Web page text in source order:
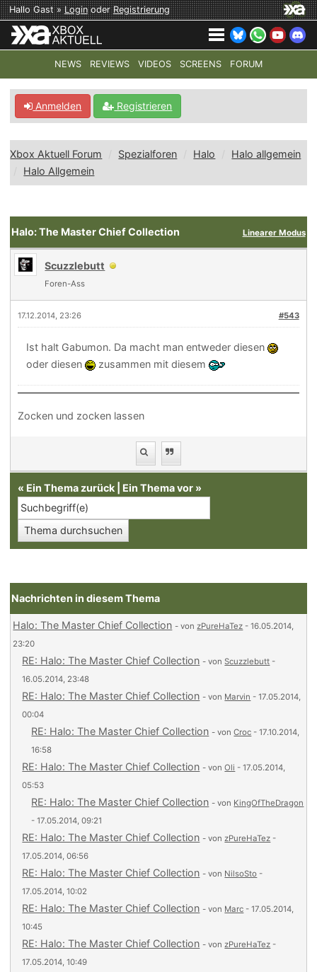
Hallo Gast »LoginoderRegistrierung
NEWS REVIEWS VIDEOS SCREENS FORUM
TOP-THEMEN: COD: MODERN WARFARE 4 HALO:
Anmelden Registrieren
Xbox Aktuell Forum Spezialforen Halo
Halo allgemein
Halo Allgemein
Linearer Modus
Halo: The Master Chief Collection
Scuzzlebutt
Foren-Ass
#543
17.12.2014, 23:26
Ist halt Gabumon. Da macht man entweder diesen
oder diesen
zusammen mit diesem
Zocken und zocken lassen
« Ein Thema zurück Ein Thema vor »
Nachrichten in diesem Thema
Halo: The Master Chief Collection - vonzPureHaTez - 16.05.2014,
23:20
RE: Halo: The Master Chief Collection - vonScuzzlebutt -
16.05.2014, 23:48
RE: Halo: The Master Chief Collection - von Marvin - 17.05.2014,
00:04
RE: Halo: The Master Chief Collection - vonCroc - 17.10.2014,
16:58
RE: Halo: The Master Chief Collection - vonOli - 17.05.2014,
05:53
RE: Halo: The Master Chief Collection - von KingOfTheDragon
- 17.05.2014, 09:21
RE: Halo: The Master Chief Collection - vonzPureHaTez -
17.05.2014, 06:56
RE: Halo: The Master Chief Collection - von NilsoSto -
17.05.2014, 10:02
RE: Halo: The Master Chief Collection - von Marc - 17.05.2014,
10:45
RE: Halo: The Master Chief Collection - vonzPureHaTez -
17.05.2014, 10:49